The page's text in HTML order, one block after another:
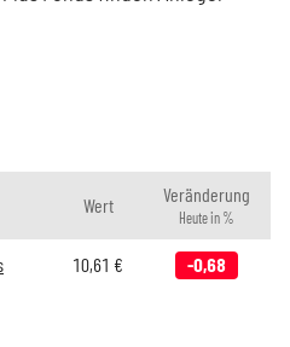
Wert Veränderung
Heute in %
10,61 € -0,68